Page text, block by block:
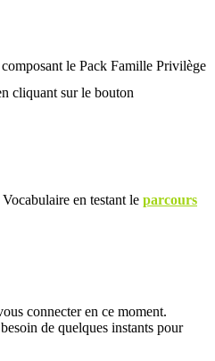
le Pack Famille Privilège
cliquant sur le bouton
en testant le parcours
connecter en ce moment.
de quelques instants pour